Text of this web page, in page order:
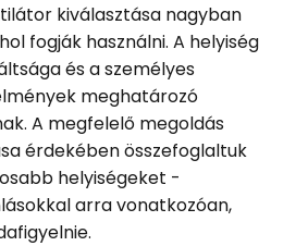
kiválasztása nagyban
fogják használni. A helyiség
és a személyes
meghatározó
A megfelelő megoldás
érdekében összefoglaltuk
helyiségeket -
arra vonatkozóan,